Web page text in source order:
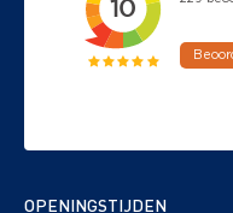
OPENINGSTIJDEN